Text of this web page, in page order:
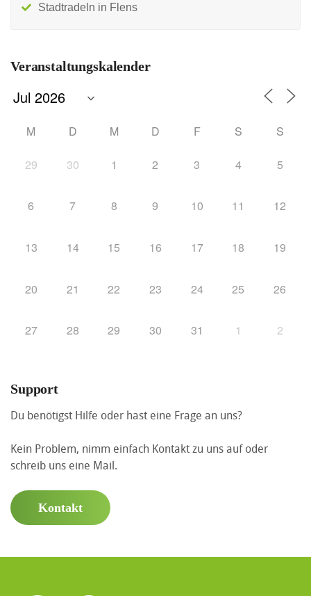
Stadtradeln in Flens
Veranstaltungskalender
M D M D F S S
29 30 1 2 3 4 5
6 7 8 9 10 11 12
13 14 15 16 17 18 19
20 21 22 23 24 25 26
27 28 29 30 31 1 2
Support
Du benötigst Hilfe oder hast eine Frage an uns?
Kein Problem, nimm einfach Kontakt zu uns auf oder
schreib uns eine Mail.
Kontakt